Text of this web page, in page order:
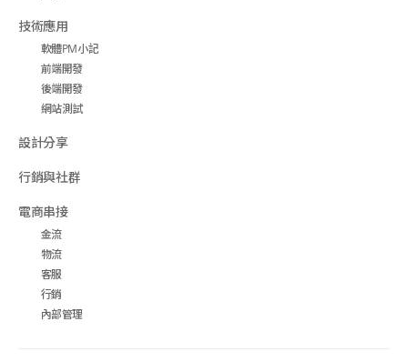
技術應用
軟體PM小記
前端開發
後端開發
網站測試
設計分享
行銷與社群
電商串接
金流
物流
客服
行銷
內部管理